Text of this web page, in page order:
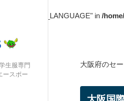
in /
生服専門
ースポー
大阪府のセ